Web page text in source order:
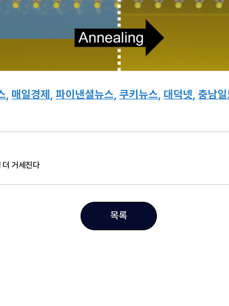
매일경제 파이낸셜뉴스 쿠키뉴스 대덕넷 충남일
더 거세진다
목록